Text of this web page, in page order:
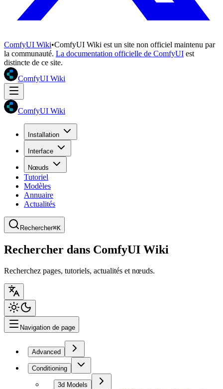
ComfyUI Wiki•ComfyUI Wiki est un site non officiel maintenu par
la communauté. La documentation officielle de ComfyUI est
distincte de ce site.
ComfyUI Wiki
ComfyUI Wiki
Installation
Interface
Nœuds
Tutoriel
Modèles
Annuaire
Actualités
Rechercher⌘K
Rechercher dans ComfyUI Wiki
Recherchez pages, tutoriels, actualités et nœuds.
Navigation de page
Advanced
Conditioning
3d Models